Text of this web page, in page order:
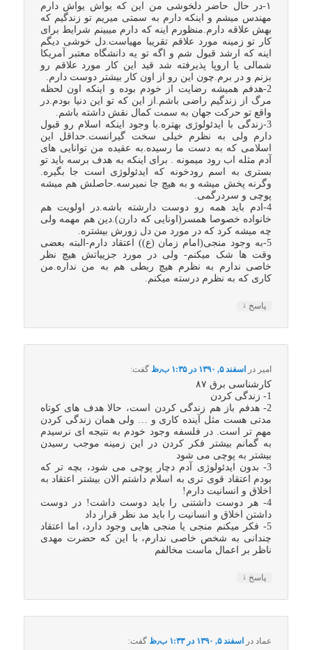
۱-در حال حاضر دلخوشی من این که یواش یواش دارم
مهندس میشم و اینکه دارم به سمتی میریم تو زندگیم که
بهش علاقه دارم.منظورم اینه که دارم میبینم شرایط برای
کار تو زمینه مورد علاقم تقریبا مهیاست.دل خوشی دیگم
اینه که ارشد قبول شم و اگه تو یه دانشگاه معتبر آمریکا
شمالی یا اروپا پذیرفته شد قید این کار مورد علاقم رو
بزنم و در برم.چون این رو از اون کار بیشتر دوست دارم.
2-هدفم همیشه رضایت از خودم بوده و اینکه اون لحظه
مرگ از زندگیم راضی باشم.از این که تو این دنیا بودم.در
واقع تو حرکت جهان به سمت کمال نقش داشته باشم.
3-زندگی با ایدئولوژی بهتره.با وجود اینکه اسلام رو قبول
دارم ولی به نظرم خیلی سخت گیرانست.حداقل این
اسلامی که به دست ما رسیده.به عقیده من توانایی های
آدم مثله اب رود میمونه . برای اینکه به هدف برسه باید تو
بستری به اسم رودخونه که ایدئولوژی است جا بگیره.
وگرنه پخش میشه و به هیچ جا نمیرسه.حاصلش هم میشه
پوچی و سردرگمی.
4-ادم باید همه رو دوست دارشته باشه.در اولویت هم
خانواده خصوصا همسر(اونایی که دارن).دین هم مهمه ولی
چه میشه کرد که در مورد من دل زورش بیشتره.
5-به وجود منجی(امام زمان (ع)) اعتقاد دارم-البته بعضی
وقت ها شک میکنم- ولی در مورد جزییاتش هیچ نظر
خاصی ندارم به نظرم هیچ ربطی هم به من نداره.من
کاری که به نظرم درسته میکنم.
پاسخ ↓
امیر در اسفند ۵, ۱۳۹۰ در ۱:۳۵ ب٫ظ گفت:
کارشناسی برق ۸۷
1- زندگی کردن
2- هدفم باز هم زندگی کردن است، حالا هدف های کوتاه
مدتی هست مثل آینده کاری و … ولی همان زندگی کردن
مهم تر است. در فلسفه وجود خودم به نتیجه ای نرسیدم
به گمانم بیشتر فکر کردن در این زمینه موجب رسیدن
بیشتر به پوچی می شود
3- بدون ایدئولوژی آدم دچار پوچی می شود، بچه تر که
بودم اعتقاد قوی تری به اسلام داشتم الان بیشتر اعتقاد به
اخلاق و انسانیت دارم!
4- هر دوست داشتنی را باید دوست داشت! در دوست
داشتن اخلاق و انسانیت را باید مد نظر قرار داد
5- فکر میکنم منجی یا منجی هایی وجود دارد، اما اعتقاد
چندانی به شخص خاصی ندارم، با این که حضرت مهدی
ناظر بر اعمال ماست مخالفم
پاسخ ↓
عماددر اسفند ۵, ۱۳۹۰ در ۱:۳۳ ب٫ظ گفت: